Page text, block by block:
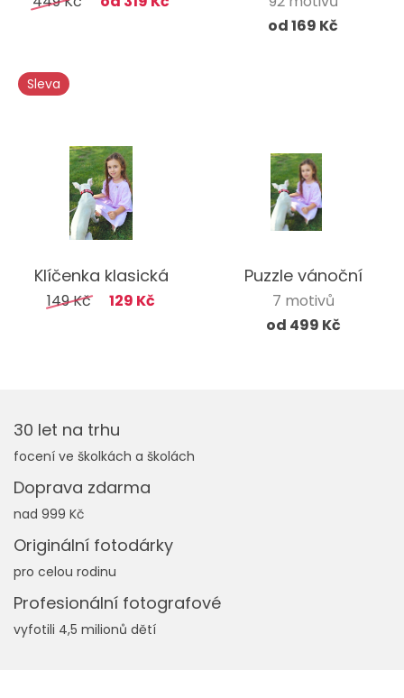
od 169 Kč
Sleva
Klíčenka klasická
149 Kč 129 Kč
Puzzle vánoční
7 motivů
od 499 Kč
30 let na trhu
focení ve školkách a školách
Doprava zdarma
nad 999 Kč
Originální fotodárky
pro celou rodinu
Profesionální fotografové
vyfotili 4,5 milionů dětí